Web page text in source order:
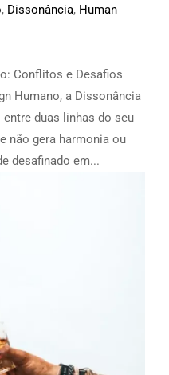
, Dissonância, Human
Conflitos e Desafios
Humano, a Dissonância
duas linhas do seu
não gera harmonia ou
desafinado em...